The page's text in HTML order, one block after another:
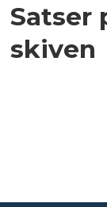
Satser
skiven